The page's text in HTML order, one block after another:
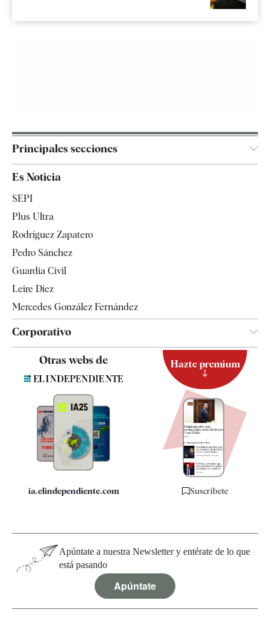
Principales secciones
Televisión
Es Noticia
SEPI
Plus Ultra
Rodríguez Zapatero
Pedro Sánchez
Guardia Civil
Leire Díez
Mercedes González Fernández
Corporativo
Quiénes somos
Especificaciones
Otras webs de
ia.elindependiente.com
Hazte premium
Suscríbete
Apúntate a nuestra Newsletter y entérate de lo que
está pasando
Apúntate